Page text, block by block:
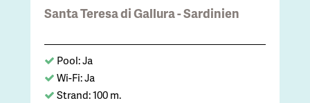
Santa Teresa di Gallura - Sardinien
Pool: Ja
Wi-Fi: Ja
Strand: 100 m.